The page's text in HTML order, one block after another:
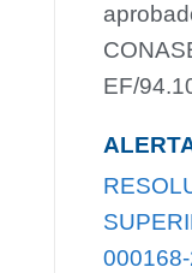
EF/